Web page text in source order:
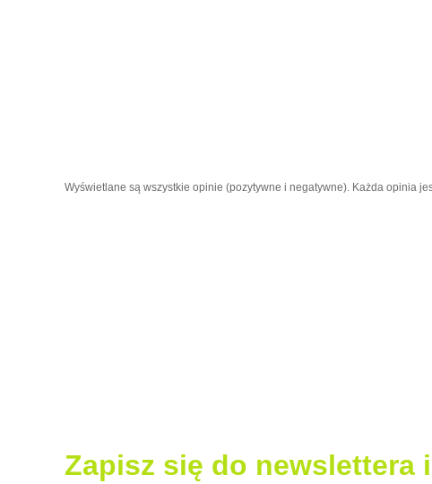
Wyświetlane są wszystkie opinie (pozytywne i negatywne). Każda opinia
Zapisz się do newslettera i